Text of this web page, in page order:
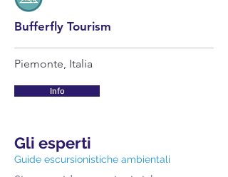
Bufferfly Tourism
Piemonte, Italia
Info
Gli esperti
Guide escursionistiche ambientali